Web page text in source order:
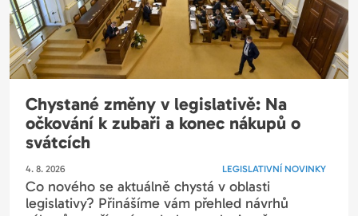
Chystané změny v legislativě: Na
očkování k zubaři a konec nákupů o
svátcích
4. 8. 2026 LEGISLATIVNÍ NOVINKY
Co nového se aktuálně chystá v oblasti
legislativy? Přinášíme vám přehled návrhů